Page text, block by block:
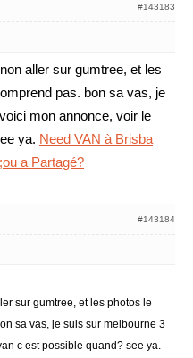
#143183
aller sur gumtree, et les
pas. bon sa vas, je
mon annonce, voir le
ya. Need VAN à Brisba
a Partagé?
#143184
sur gumtree, et les photos le
sa vas, je suis sur melbourne 3
c est possible quand? see ya.